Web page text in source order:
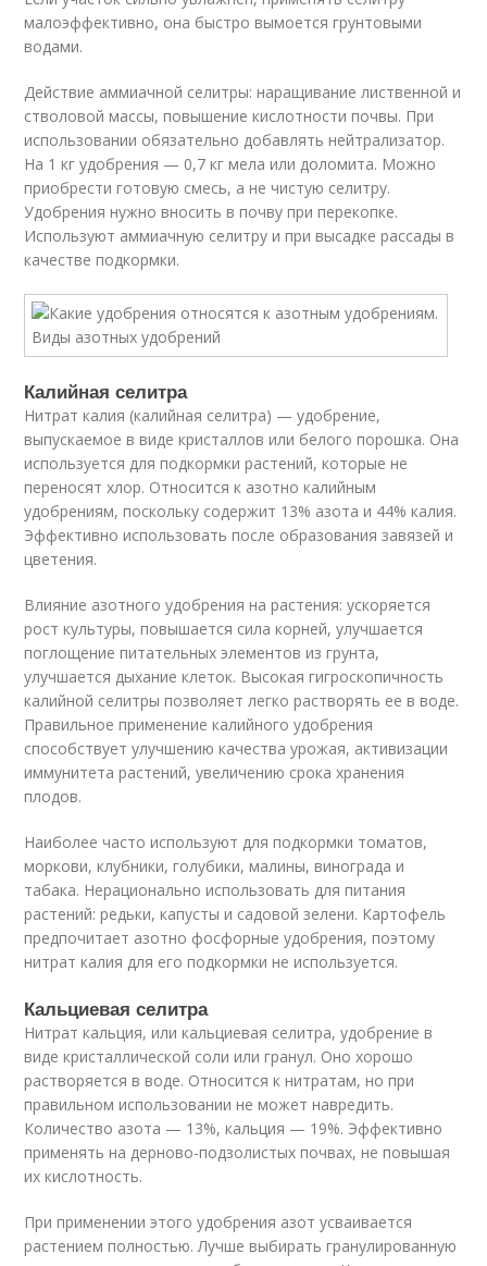
малоэффективно, она быстро вымоется грунтовыми
водами.
Действие аммиачной селитры: наращивание лиственной и
стволовой массы, повышение кислотности почвы. При
использовании обязательно добавлять нейтрализатор.
На 1 кг удобрения — 0,7 кг мела или доломита. Можно
приобрести готовую смесь, а не чистую селитру.
Удобрения нужно вносить в почву при перекопке.
Используют аммиачную селитру и при высадке рассады в
качестве подкормки.
Калийная селитра
Нитрат калия (калийная селитра) — удобрение,
выпускаемое в виде кристаллов или белого порошка. Она
используется для подкормки растений, которые не
переносят хлор. Относится к азотно калийным
удобрениям, поскольку содержит 13% азота и 44% калия.
Эффективно использовать после образования завязей и
цветения.
Влияние азотного удобрения на растения: ускоряется
рост культуры, повышается сила корней, улучшается
поглощение питательных элементов из грунта,
улучшается дыхание клеток. Высокая гигроскопичность
калийной селитры позволяет легко растворять ее в воде.
Правильное применение калийного удобрения
способствует улучшению качества урожая, активизации
иммунитета растений, увеличению срока хранения
плодов.
Наиболее часто используют для подкормки томатов,
моркови, клубники, голубики, малины, винограда и
табака. Нерационально использовать для питания
растений: редьки, капусты и садовой зелени. Картофель
предпочитает азотно фосфорные удобрения, поэтому
нитрат калия для его подкормки не используется.
Кальциевая селитра
Нитрат кальция, или кальциевая селитра, удобрение в
виде кристаллической соли или гранул. Оно хорошо
растворяется в воде. Относится к нитратам, но при
правильном использовании не может навредить.
Количество азота — 13%, кальция — 19%. Эффективно
применять на дерново-подзолистых почвах, не повышая
их кислотность.
При применении этого удобрения азот усваивается
растением полностью. Лучше выбирать гранулированную